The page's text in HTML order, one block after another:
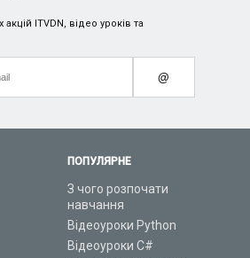
ПОПУЛЯРНЕ
З чого розпочати
навчання
Відеоуроки Python
Відеоуроки C#
ITVDN, відео уроків та
@